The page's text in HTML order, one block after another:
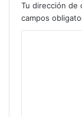
Tu dirección de
campos